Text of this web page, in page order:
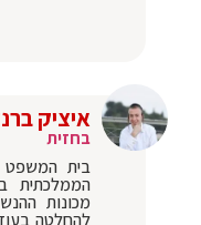
איציק
בחזית
בית המשפט
הממלכתית
מכונות
להחלטה